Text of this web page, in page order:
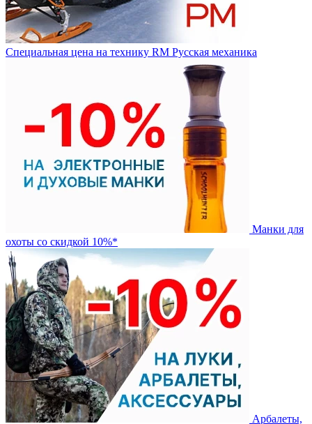
Специальная цена на технику RM Русская механика
Манки для
охоты со скидкой 10%*
Арбалеты,